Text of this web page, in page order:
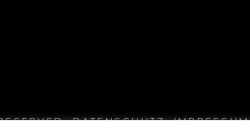
DATENSCHUTZ.IMPRESSUM